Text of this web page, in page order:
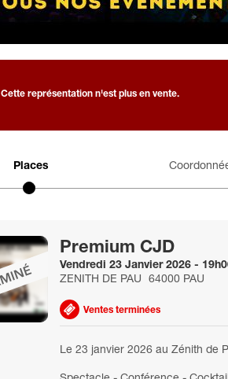
Cette représentation n'est plus en vente.
Places
Premium CJD
Vendredi 23 Janvier 2026 -
ZENITH DE PAU 64000 PAU
Ventes terminées
Le 23 janvier 2026 au Zénith de